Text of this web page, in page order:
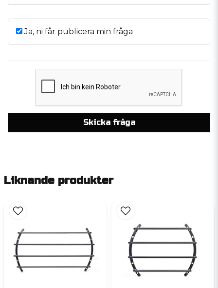
Ja, ni får publicera min fråga
Skicka fråga
Liknande produkter